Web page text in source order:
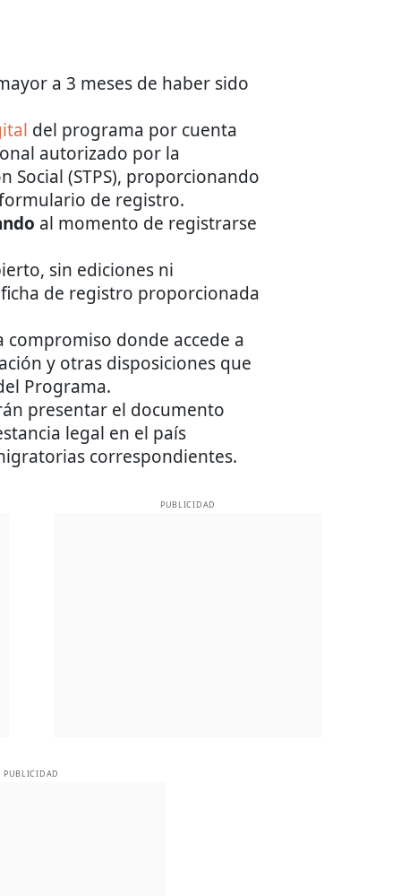
a 3 meses de haber sido
del programa por cuenta
autorizado por la
Social (STPS), proporcionando
de registro.
al momento de registrarse
sin ediciones ni
de registro proporcionada
donde accede a
y otras disposiciones que
Programa.
presentar el documento
legal en el país
correspondientes.
PUBLICIDAD
PUBLICIDAD